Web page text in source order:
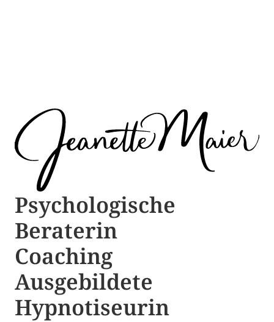
Psychologische ​​
Beraterin
Coaching
Ausgebildete​ ​
Hypnotiseurin